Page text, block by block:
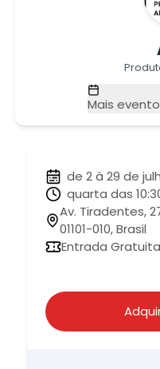
Mais
de 2 à 29 de
quarta das
Av. Tiradentes,
01101-010, Brasil
Entrada Gratuita